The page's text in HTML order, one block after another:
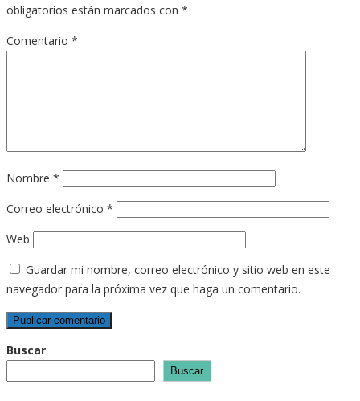
obligatorios están marcados con *
Comentario *
Nombre *
Correo electrónico *
Web
Guardar mi nombre, correo electrónico y sitio web en este
navegador para la próxima vez que haga un comentario.
Buscar
Buscar